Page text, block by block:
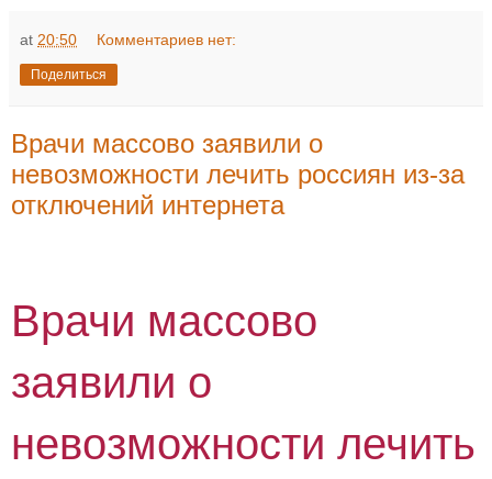
at 20:50 Комментариев нет:
Поделиться
Врачи массово заявили о
невозможности лечить россиян из-за
отключений интернета
Врачи массово
заявили о
невозможности лечить